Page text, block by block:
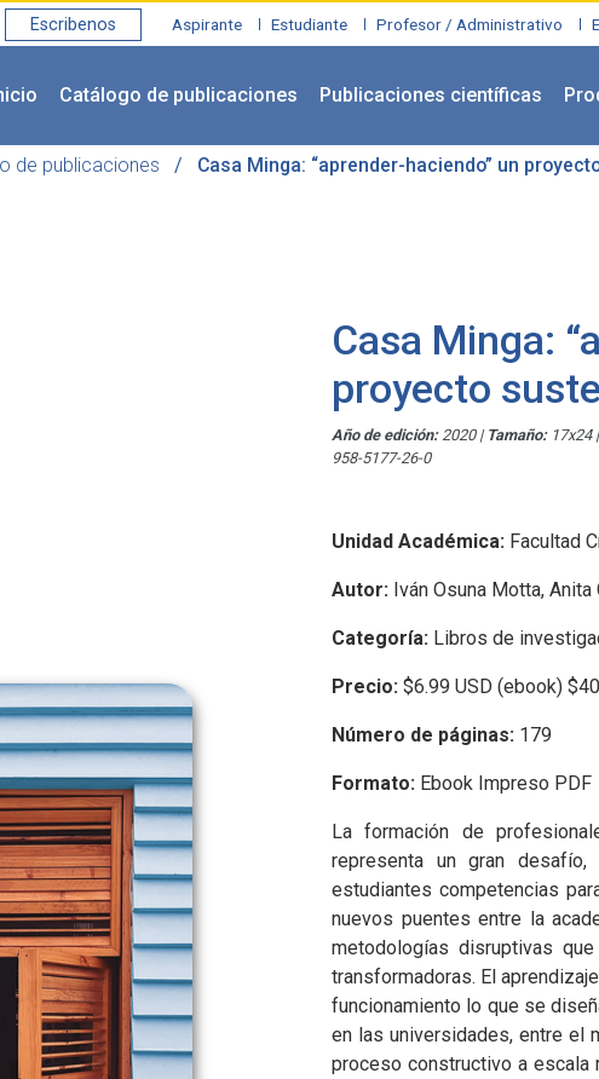
de publicaciones Casa Minga: “aprender-haciendo” un
Aspirante Estudiante Profesor / Administrativo
Escribenos
Catálogo de publicaciones Publicaciones científicas
Casa Minga:
proyecto
Año de edición: 2020 | Tamaño: 17x24
958-5177-26-0
Unidad Académica: Facultad
Autor: Iván Osuna Motta,
Categoría: Libros de
Precio: $6.99 USD (ebook)
Número de páginas: 179
Formato: Ebook Impreso PDF
La formación de
representa un gran
estudiantes competencias
nuevos puentes entre la
metodologías disruptivas
transformadoras. El
funcionamiento lo que se
en las universidades, entre el
proceso constructivo a escala